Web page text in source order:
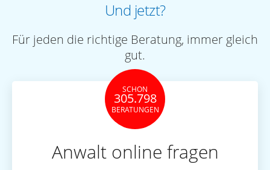
Und jetzt?
Für jeden die richtige Beratung, immer gleich
gut.
SCHON
305.798
BERATUNGEN
Anwalt online fragen